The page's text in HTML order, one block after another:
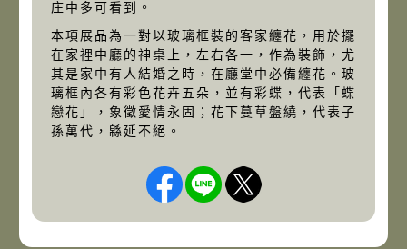
庄中多可看到。
本項展品為一對以玻璃框裝的客家纏花，用於擺
在家裡中廳的神桌上，左右各一，作為裝飾，尤
其是家中有人結婚之時，在廳堂中必備纏花。玻
璃框內各有彩色花卉五朵，並有彩蝶，代表「蝶
戀花」，象徵愛情永固；花下蔓草盤繞，代表子
孫萬代，緜延不絕。